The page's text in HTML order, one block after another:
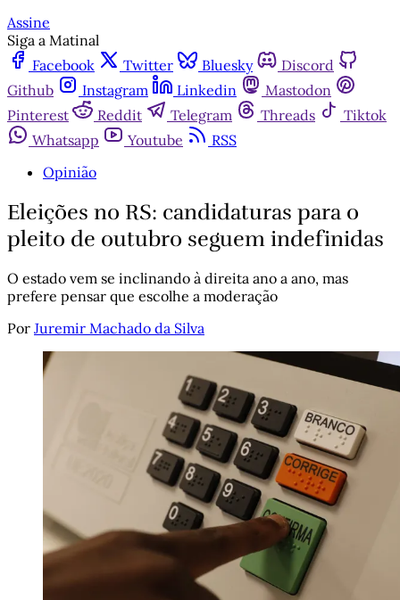
Assine
Siga a Matinal
Facebook
Twitter Bluesky
Discord
Github
Instagram Linkedin
Mastodon
Pinterest
Reddit Telegram Threads
Tiktok
Whatsapp
Youtube
RSS
Opinião
Eleições no RS: candidaturas para o
pleito de outubro seguem indefinidas
O estado vem se inclinando à direita ano a ano, mas
prefere pensar que escolhe a moderação
Por Juremir Machado da Silva